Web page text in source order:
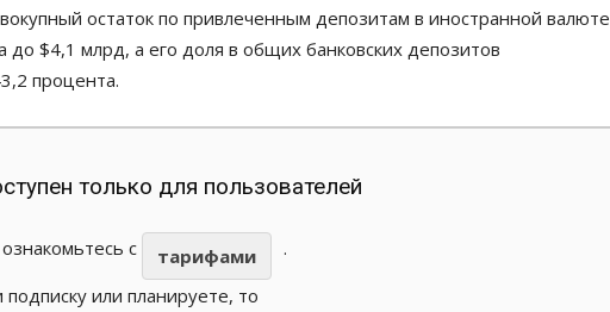
остаток по привлеченным депозитам в иностранной валюте
до $4,1 млрд, а его доля в общих банковских депозитов
процента.
только для пользователей
с тарифами
.
или планируете, то